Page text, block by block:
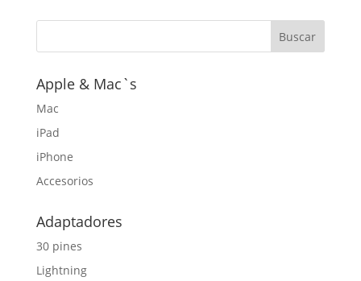
Apple & Mac`s
Mac
iPad
iPhone
Accesorios
Adaptadores
30 pines
Lightning